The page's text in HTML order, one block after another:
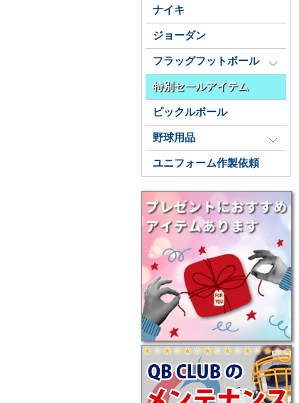
ナイキ
ジョーダン
フラッグフットボール
特別セールアイテム
ピックルボール
野球用品
ユニフォーム作製依頼